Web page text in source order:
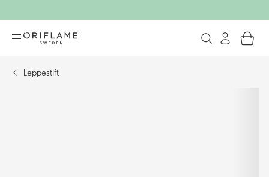
Leppestift